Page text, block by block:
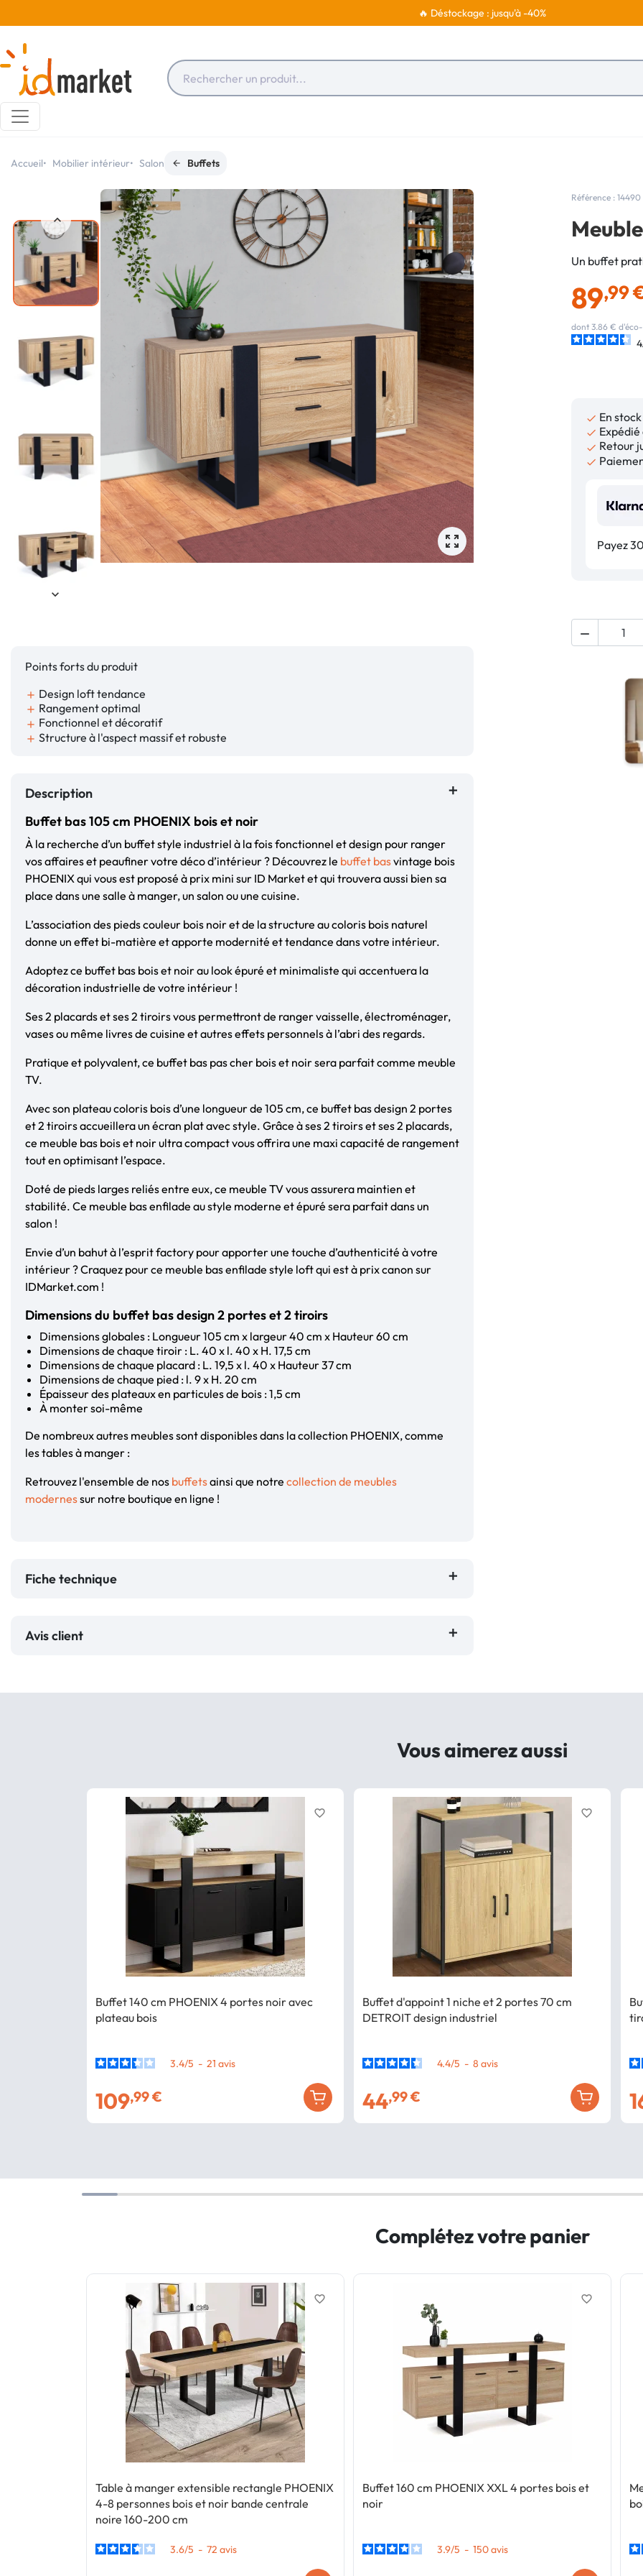
🔥 Déstockage : jusqu'à -40%
Accueil Mobilier intérieur Salon Buffets
Points forts du produit
add Design loft tendance
add Rangement optimal
add Fonctionnel et décoratif
add Structure à l'aspect massif et robuste
Description
Buffet bas 105 cm PHOENIX bois et noir
À la recherche d’un buffet style industriel à la fois fonctionnel et design pour ranger
vos affaires et peaufiner votre déco d’intérieur ? Découvrez le buffet basvintage bois
PHOENIX qui vous est proposé à prix mini sur ID Market et qui trouvera aussi bien sa
place dans une salle à manger, un salon ou une cuisine.
L’association des pieds couleur bois noir et de la structure au coloris bois naturel
donne un effet bi-matière et apporte modernité et tendance dans votre intérieur.
Adoptez ce buffet bas bois et noir au look épuré et minimaliste qui accentuera la
décoration industrielle de votre intérieur !
Ses 2 placards et ses 2 tiroirs vous permettront de ranger vaisselle, électroménager,
vases ou même livres de cuisine et autres effets personnels à l’abri des regards.
Pratique et polyvalent, ce buffet bas pas cher bois et noir sera parfait comme meuble
TV.
Avec son plateau coloris bois d’une longueur de 105 cm, ce buffet bas design 2 portes
et 2 tiroirs accueillera un écran plat avec style. Grâce à ses 2 tiroirs et ses 2 placards,
ce meuble bas bois et noir ultra compact vous offrira une maxi capacité de rangement
tout en optimisant l’espace.
Doté de pieds larges reliés entre eux, ce meuble TV vous assurera maintien et
stabilité. Ce meuble bas enfilade au style moderne et épuré sera parfait dans un
salon !
Envie d’un bahut à l’esprit factory pour apporter une touche d’authenticité à votre
intérieur ? Craquez pour ce meuble bas enfilade style loft qui est à prix canon sur
IDMarket.com !
Dimensions du buffet bas design 2 portes et 2 tiroirs
Dimensions globales : Longueur 105 cm x largeur 40 cm x Hauteur 60 cm
Dimensions de chaque tiroir : L. 40 x l. 40 x H. 17,5 cm
Dimensions de chaque placard : L. 19,5 x l. 40 x Hauteur 37 cm
Dimensions de chaque pied : l. 9 x H. 20 cm
Épaisseur des plateaux en particules de bois : 1,5 cm
À monter soi-même
De nombreux autres meubles sont disponibles dans la collection PHOENIX, comme
les tables à manger :
Retrouvez l'ensemble de nos buffetsainsi que notre collection de meubles
modernessur notre boutique en ligne !
Fiche technique
Avis client
Référence : 14490
Un buffet
89,99
dont 3.86 €
 En stock

 Retour

Payez

Vous aimerez aussi
Buffet 140 cm PHOENIX 4 portes noir avec
plateau bois
3.4/5 - 21 avis
109,99 €
favorite_border
Buffet d'appoint 1 niche et 2 portes 70 cm
DETROIT design industriel
4.4/5 - 8 avis
44,99 €
favorite_border
Complétez votre panier
Table à manger extensible rectangle PHOENIX
4-8 personnes bois et noir bande centrale
noire 160-200 cm
3.6/5 - 72 avis
favorite_border
Buffet 160 cm PHOENIX XXL 4 portes bois et
noir
3.9/5 - 150avis
favorite_border